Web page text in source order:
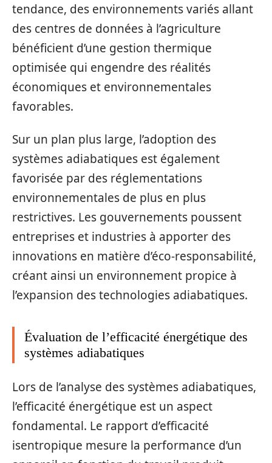
tendance, des environnements variés allant
des centres de données à l’agriculture
bénéficient d’une gestion thermique
optimisée qui engendre des réalités
économiques et environnementales
favorables.
Sur un plan plus large, l’adoption des
systèmes adiabatiques est également
favorisée par des réglementations
environnementales de plus en plus
restrictives. Les gouvernements poussent
entreprises et industries à apporter des
innovations en matière d’éco-responsabilité,
créant ainsi un environnement propice à
l’expansion des technologies adiabatiques.
Évaluation de l’efficacité énergétique des
systèmes adiabatiques
Lors de l’analyse des systèmes adiabatiques,
l’efficacité énergétique est un aspect
fondamental. Le rapport d’efficacité
isentropique mesure la performance d’un